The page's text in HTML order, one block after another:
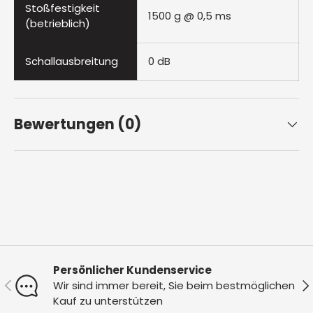
Stoßfestigkeit
(betrieblich)
1500 g @ 0,5 ms
Schallausbreitung 0 dB
Bewertungen (0)
Vorherige
Persönlicher Kundenservice
Wir sind immer bereit, Sie beim bestmöglichen
Kauf zu unterstützen